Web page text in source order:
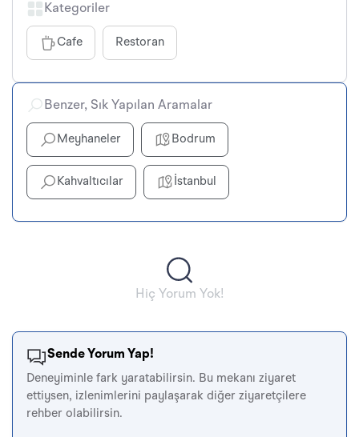
Kategoriler
Cafe Restoran
Benzer, Sık Yapılan Aramalar
Meyhaneler Bodrum
Kahvaltıcılar İstanbul
Hiç Yorum Yok!
Sende Yorum Yap!
Deneyiminle fark yaratabilirsin. Bu mekanı ziyaret
ettiysen, izlenimlerini paylaşarak diğer ziyaretçilere
rehber olabilirsin.